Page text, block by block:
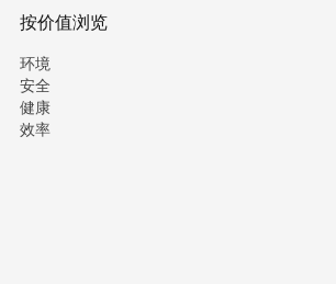
按价值浏览
环境
安全
健康
效率